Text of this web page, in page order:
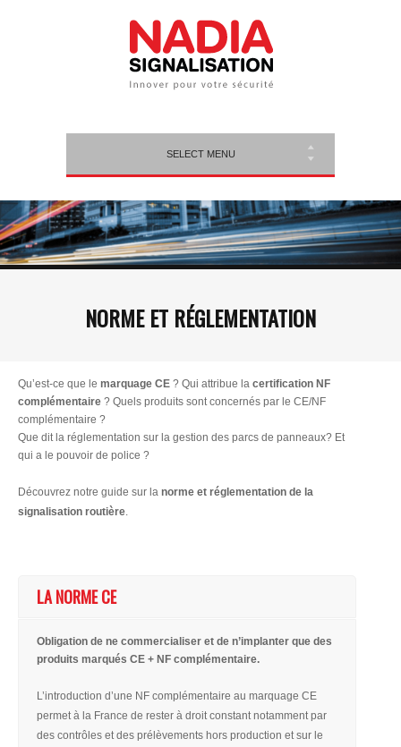
SELECT MENU
NORME ET RÉGLEMENTATION
Qu’est-ce que le marquage CE ? Qui attribue la certification NF
complémentaire ? Quels produits sont concernés par le CE/NF
complémentaire ?
Que dit la réglementation sur la gestion des parcs de panneaux? Et
qui a le pouvoir de police ?
Découvrez notre guide sur la norme et réglementation de la
signalisation routière
LA NORME CE
Obligation de ne commercialiser et de n’implanter que des
produits marqués CE + NF complémentaire.
L’introduction d’une NF complémentaire au marquage CE
permet à la France de rester à droit constant notamment par
des contrôles et des prélèvements hors production et sur le